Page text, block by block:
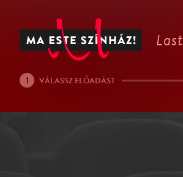
1 VÁLASSZ ELŐADÁST